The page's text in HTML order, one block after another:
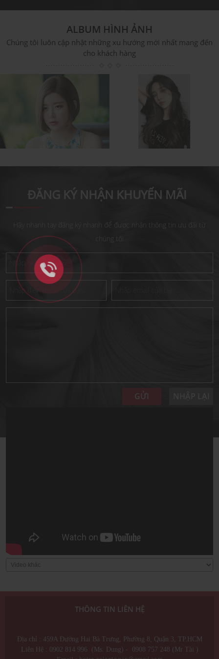
ALBUM HÌNH ẢNH
Chúng tôi luôn cập nhật những xu hướng mới nhất mang đến
cho khách hàng
CÁC KIỂU TÓC ĐẸP NHẤT
Các kiểu tóc ngắn ngang
ĐĂNG KÝ NHẬN KHUYẾN MÃI
Hãy nhanh tay đăng ký nhanh để được nhận thông tin ưu đãi từ
chúng tôi
GỬI
THÔNG TIN LIÊN HỆ
Địa chỉ : 459A Đường Hai Bà Trưng, Phường 8, Quận 3, TP.HCM
Liên Hệ : 0902 814 996 (Ms. Dung) - 0908 757 248 (Mr Tài )